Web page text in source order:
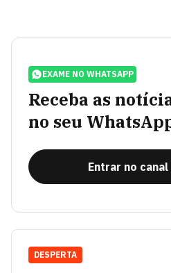
EXAME NO WHATSAPP
Receba as
no seu
Entrar no canal
DESPERTA